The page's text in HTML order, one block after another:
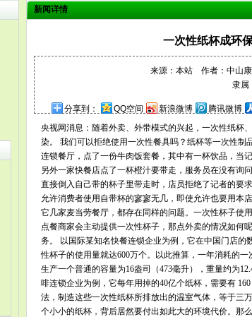
新闻详情
一次性纸杯成环
来源：本站 作者：中山
隶属
分享到： QQ空间 新浪微博 腾讯微博
央视网消息：随着外卖、外带模式的兴起，一次性纸杯
染。 我们可以拒绝使用一次性餐具吗？纸杯等一次性
连锁餐厅，点了一份牛肉饭套餐，其中有一杯饮品，当
另外一家快餐店点了一杯橙汁要带走，服务员在没有询
直接倒入自己带的杯子里带走时，店员拒绝了记者的要
允许消费者使用自带杯的寥寥无几，即使允许也要用本
它几家麦当劳餐厅，都存在同样的问题。一次性杯子使
点餐商家会主动提供一次性杯子，那点外卖的情况如何
务。 以国际某知名快餐连锁企业为例，它在中国门店的
性杯子的使用量就达600万个。以此推算，一年消耗的
生产一个普通的容量为16盎司（473毫升），重量约为
啡连锁企业为例，它每年用掉的40亿个纸杯，需要有
法，制造这些一次性纸杯所排放出的温室气体，等于三
个小小的纸杯，背后居然要付出如此大的环境代价。那